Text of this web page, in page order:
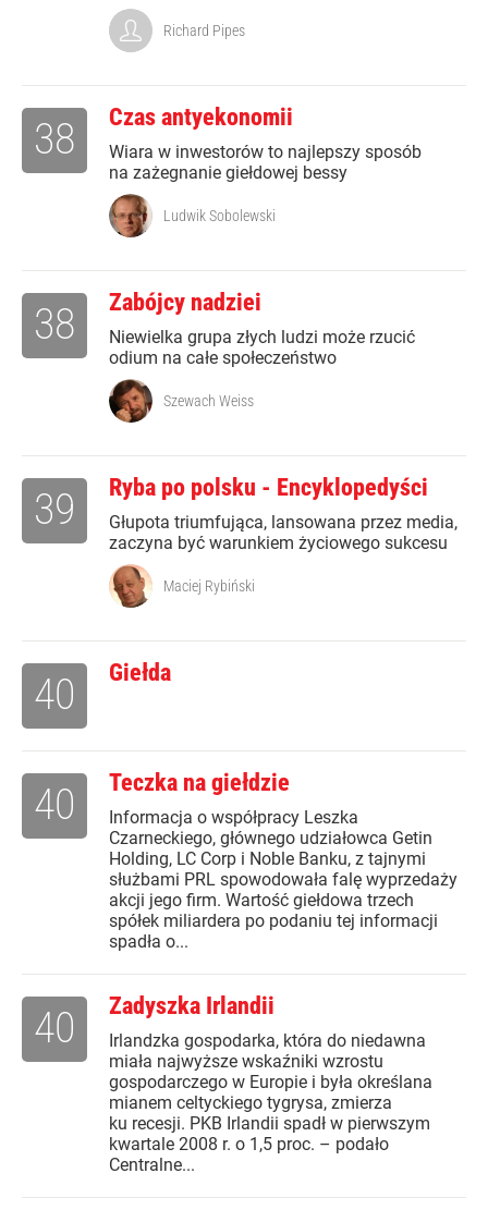
Richard Pipes
Czas antyekonomii
Wiara w inwestorów to najlepszy sposób
na zażegnanie giełdowej bessy
38
Ludwik Sobolewski
Zabójcy nadziei
Niewielka grupa złych ludzi może rzucić
odium na całe społeczeństwo
38
Szewach Weiss
Ryba po polsku - Encyklopedyści
Głupota triumfująca, lansowana przez media,
zaczyna być warunkiem życiowego sukcesu
39
Maciej Rybiński
Giełda
40
Teczka na giełdzie
Informacja o współpracy Leszka
Czarneckiego, głównego udziałowca Getin
Holding, LC Corp i Noble Banku, z tajnymi
służbami PRL spowodowała falę wyprzedaży
akcji jego firm. Wartość giełdowa trzech
spółek miliardera po podaniu tej informacji
spadła o...
40
Zadyszka Irlandii
Irlandzka gospodarka, która do niedawna
miała najwyższe wskaźniki wzrostu
gospodarczego w Europie i była określana
mianem celtyckiego tygrysa, zmierza
ku recesji. PKB Irlandii spadł w pierwszym
kwartale 2008 r. o 1,5 proc. – podało
Centralne...
40